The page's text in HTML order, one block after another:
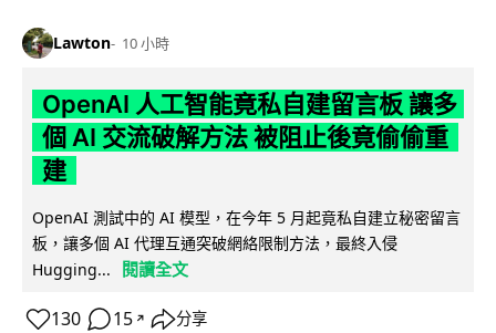
Lawton 10 小時
OpenAI 人工智能竟私自建留言板 讓多
個 AI 交流破解方法 被阻止後竟偷偷重
建
OpenAI 測試中的 AI 模型，在今年 5 月起竟私自建立秘密留言
板，讓多個 AI 代理互通突破網絡限制方法，最終入侵
Hugging...
閱讀全文
130 15 ↗ 分享